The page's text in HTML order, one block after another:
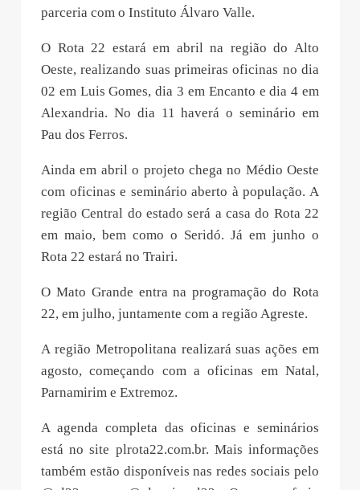
parceria com o Instituto Álvaro Valle.
O Rota 22 estará em abril na região do Alto
Oeste, realizando suas primeiras oficinas no dia
02 em Luis Gomes, dia 3 em Encanto e dia 4 em
Alexandria. No dia 11 haverá o seminário em
Pau dos Ferros.
Ainda em abril o projeto chega no Médio Oeste
com oficinas e seminário aberto à população. A
região Central do estado será a casa do Rota 22
em maio, bem como o Seridó. Já em junho o
Rota 22 estará no Trairi.
O Mato Grande entra na programação do Rota
22, em julho, juntamente com a região Agreste.
A região Metropolitana realizará suas ações em
agosto, começando com a oficinas em Natal,
Parnamirim e Extremoz.
A agenda completa das oficinas e seminários
está no site plrota22.com.br. Mais informações
também estão disponíveis nas redes sociais pelo